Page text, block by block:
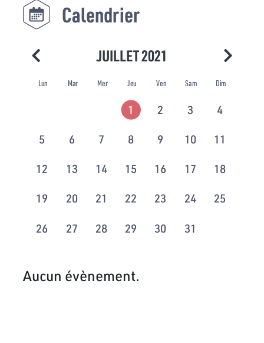
Calendrier
JUILLET 2021
Lun Mar Mer Jeu Ven Sam Dim
1 2 3 4
5 6 7 8 9 10 11
12 13 14 15 16 17 18
19 20 21 22 23 24 25
26 27 28 29 30 31
Aucun évènement.